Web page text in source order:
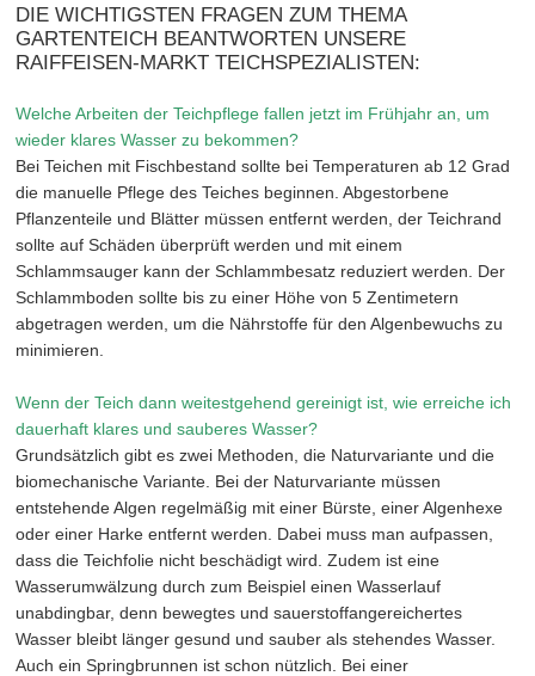
DIE WICHTIGSTEN FRAGEN ZUM THEMA
GARTENTEICH BEANTWORTEN UNSERE
RAIFFEISEN-MARKT TEICHSPEZIALISTEN:
Welche Arbeiten der Teichpflege fallen jetzt im Frühjahr an, um
wieder klares Wasser zu bekommen?
Bei Teichen mit Fischbestand sollte bei Temperaturen ab 12 Grad
die manuelle Pflege des Teiches beginnen. Abgestorbene
Pflanzenteile und Blätter müssen entfernt werden, der Teichrand
sollte auf Schäden überprüft werden und mit einem
Schlammsauger kann der Schlammbesatz reduziert werden. Der
Schlammboden sollte bis zu einer Höhe von 5 Zentimetern
abgetragen werden, um die Nährstoffe für den Algenbewuchs zu
minimieren.
Wenn der Teich dann weitestgehend gereinigt ist, wie erreiche ich
dauerhaft klares und sauberes Wasser?
Grundsätzlich gibt es zwei Methoden, die Naturvariante und die
biomechanische Variante. Bei der Naturvariante müssen
entstehende Algen regelmäßig mit einer Bürste, einer Algenhexe
oder einer Harke entfernt werden. Dabei muss man aufpassen,
dass die Teichfolie nicht beschädigt wird. Zudem ist eine
Wasserumwälzung durch zum Beispiel einen Wasserlauf
unabdingbar, denn bewegtes und sauerstoffangereichertes
Wasser bleibt länger gesund und sauber als stehendes Wasser.
Auch ein Springbrunnen ist schon nützlich. Bei einer